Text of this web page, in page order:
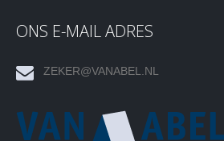
ONS E-MAIL ADRES
ZEKER@VANABEL.NL